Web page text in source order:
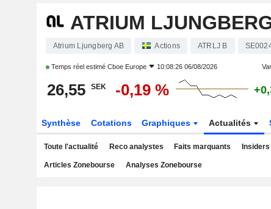
ATRIUM
Atrium Ljungberg AB Actions ATRLJ B
Temps réel estimé Cboe Europe 10:08:26 06/08/2026
26,55 SEK -0,19 %
Synthèse Cotations Graphiques Actualités
Toute l'actualité Reco analystes Faits marquants Insiders
Articles Zonebourse Analyses Zonebourse